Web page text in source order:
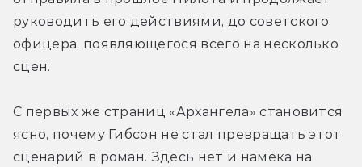
руководить его действиями, до советского
офицера, появляющегося всего на несколько
сцен.
С первых же страниц «Архангела» становится
ясно, почему Гибсон не стал превращать этот
сценарий в роман. Здесь нет и намёка на